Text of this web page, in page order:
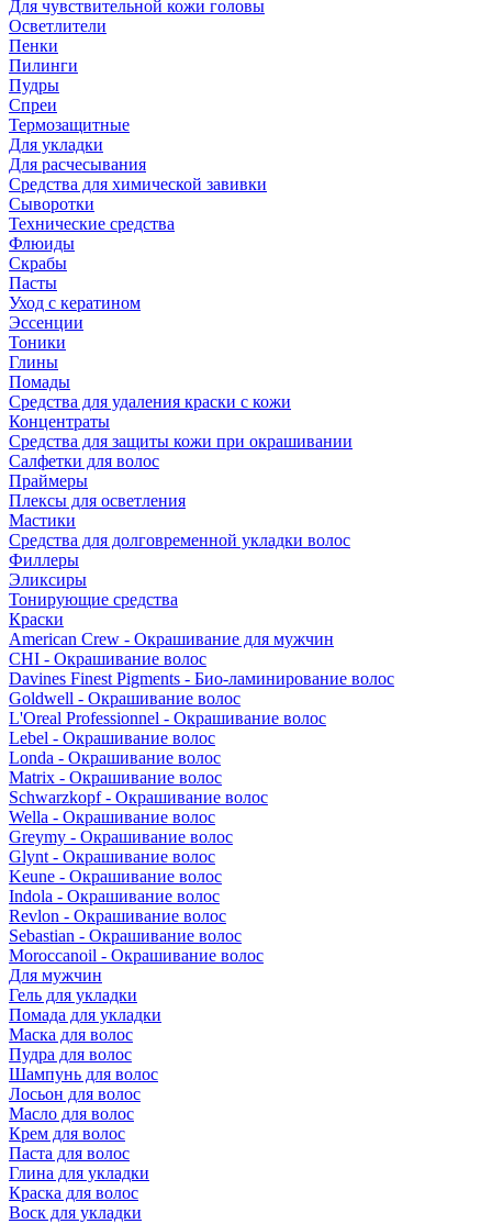
Для чувствительной кожи головы
Осветлители
Пенки
Пилинги
Пудры
Спреи
Термозащитные
Для укладки
Для расчесывания
Средства для химической завивки
Сыворотки
Технические средства
Флюиды
Скрабы
Пасты
Уход с кератином
Эссенции
Тоники
Глины
Помады
Средства для удаления краски с кожи
Концентраты
Средства для защиты кожи при окрашивании
Салфетки для волос
Праймеры
Плексы для осветления
Мастики
Средства для долговременной укладки волос
Филлеры
Эликсиры
Тонирующие средства
Краски
American Crew - Окрашивание для мужчин
CHI - Окрашивание волос
Davines Finest Pigments - Био-ламинирование волос
Goldwell - Окрашивание волос
L'Oreal Professionnel - Окрашивание волос
Lebel - Окрашивание волос
Londa - Окрашивание волос
Matrix - Окрашивание волос
Schwarzkopf - Окрашивание волос
Wella - Окрашивание волос
Greymy - Окрашивание волос
Glynt - Окрашивание волос
Keune - Окрашивание волос
Indola - Окрашивание волос
Revlon - Окрашивание волос
Sebastian - Окрашивание волос
Moroccanoil - Окрашивание волос
Для мужчин
Гель для укладки
Помада для укладки
Маска для волос
Пудра для волос
Шампунь для волос
Лосьон для волос
Масло для волос
Крем для волос
Паста для волос
Глина для укладки
Краска для волос
Воск для укладки